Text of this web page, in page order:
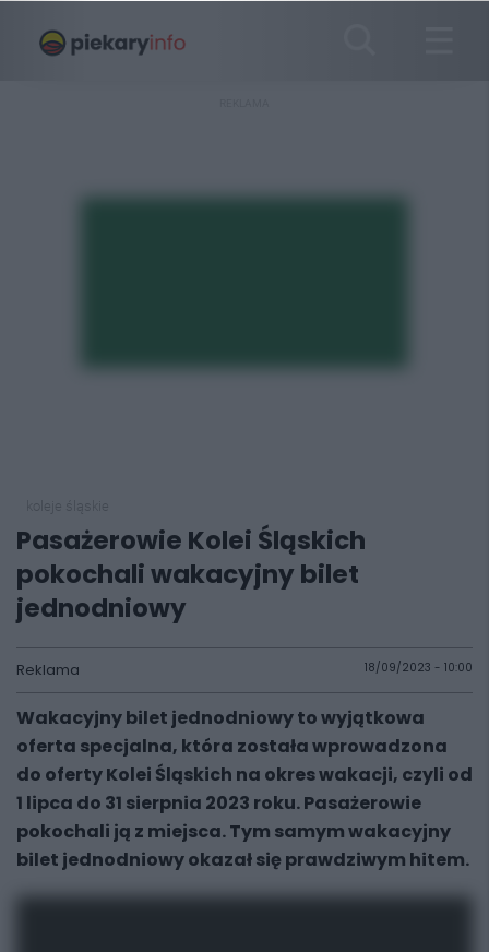
Pasażerowie Kolei Śląskich
pokochali wakacyjny bilet
jednodniowy
Reklama 18/09/2023 - 10:00
Wakacyjny bilet jednodniowy to wyjątkowa
oferta specjalna, która została wprowadzona
do oferty Kolei Śląskich na okres wakacji, czyli od
1 lipca do 31 sierpnia 2023 roku. Pasażerowie
pokochali ją z miejsca. Tym samym wakacyjny
bilet jednodniowy okazał się prawdziwym hitem.